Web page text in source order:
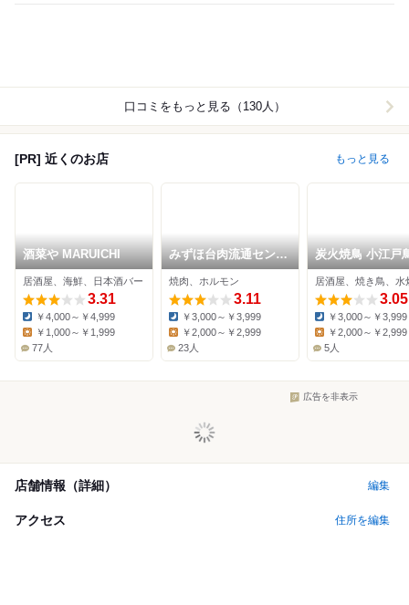
口コミをもっと見る（130人）
[PR] 近くのお店 もっと見る
酒菜や MARUICHI
居酒屋、海鮮、日本酒バー
3.31
Dinner:
￥4,000～￥4,999
Lunch:
￥1,000～￥1,999
77人
みずほ台肉流通センタ
ー
焼肉、ホルモン
3.11
Dinner:
￥3,000～￥3,999
Lunch:
￥2,000～￥2,999
23人
炭火焼鳥 小江戸
上福岡店
居酒屋、焼き鳥、水
3.05
Dinner:
￥3,000～￥3,999
Lunch:
￥2,000～￥2,999
5人
広告を非表示
店舗情報（詳細） 編集
アクセス 住所を編集